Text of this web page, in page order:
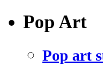
Pop Art
Pop art